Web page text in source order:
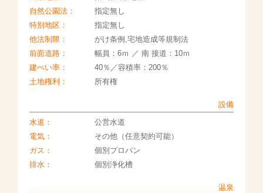
自然公園法：
指定無し
特別地区：
指定無し
他法制限：
がけ条例,宅地造成等規制法
前面道路：
幅員：6ｍ ／ 南 接道：10ｍ
建ぺい率：
40％／容積率：200％
土地権利：
所有権
設備
水道：
公営水道
電気：
その他（任意契約可能）
ガス：
個別プロパン
排水：
個別浄化槽
温泉